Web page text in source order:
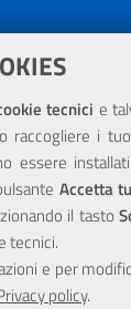
tecnici e
raccogliere i
essere
Accetta
il tasto
tecnici.
e per
policy.
la
del POR